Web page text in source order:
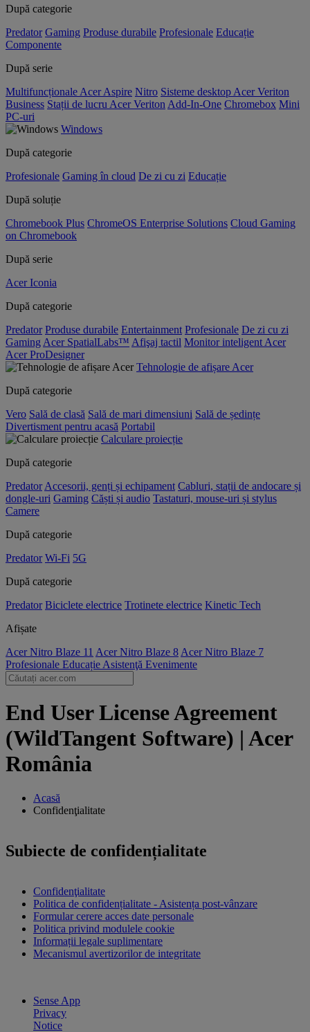
După categorie
Predator Gaming Produse durabile Profesionale Educație
Componente
După serie
Multifuncționale Acer Aspire Nitro Sisteme desktop Acer Veriton
Business Stații de lucru Acer Veriton Add-In-One Chromebox Mini
PC-uri
Windows
După categorie
Profesionale Gaming în cloud De zi cu zi Educație
După soluție
Chromebook Plus ChromeOS Enterprise Solutions Cloud Gaming
on Chromebook
După serie
Acer Iconia
După categorie
Predator Produse durabile Entertainment Profesionale De zi cu zi
Gaming Acer SpatialLabs™ Afişaj tactil Monitor inteligent Acer
Acer ProDesigner
Tehnologie de afișare Acer
După categorie
Vero Sală de clasă Sală de mari dimensiuni Sală de ședințe
Divertisment pentru acasă Portabil
Calculare proiecție
După categorie
Predator Accesorii, genți și echipament Cabluri, stații de andocare și
dongle-uri Gaming Căști și audio Tastaturi, mouse-uri și stylus
Camere
După categorie
Predator Wi-Fi 5G
După categorie
Predator Biciclete electrice Trotinete electrice Kinetic Tech
Afișate
Acer Nitro Blaze 11 Acer Nitro Blaze 8 Acer Nitro Blaze 7
Profesionale Educație Asistenţă Evenimente
End User License Agreement
(WildTangent Software) | Acer
România
Acasă
Confidenţialitate
Subiecte de confidențialitate
Confidenţialitate
Politica de confidențialitate - Asistența post-vânzare
Formular cerere acces date personale
Politica privind modulele cookie
Informații legale suplimentare
Mecanismul avertizorilor de integritate
Sense App
Privacy
Notice